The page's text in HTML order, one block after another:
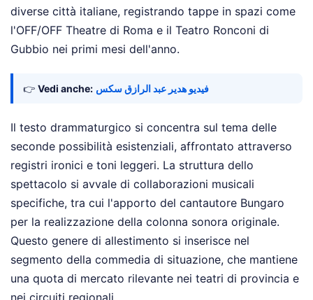
diverse città italiane, registrando tappe in spazi come
l'OFF/OFF Theatre di Roma e il Teatro Ronconi di
Gubbio nei primi mesi dell'anno.
👉 Vedi anche: فيديو هدير عبد الرازق سكس
Il testo drammaturgico si concentra sul tema delle
seconde possibilità esistenziali, affrontato attraverso
registri ironici e toni leggeri. La struttura dello
spettacolo si avvale di collaborazioni musicali
specifiche, tra cui l'apporto del cantautore Bungaro
per la realizzazione della colonna sonora originale.
Questo genere di allestimento si inserisce nel
segmento della commedia di situazione, che mantiene
una quota di mercato rilevante nei teatri di provincia e
nei circuiti regionali.